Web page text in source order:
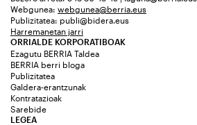
Webgunea: webgunea@berria.eus
Publizitatea: publi@bidera.eus
Harremanetan jarri
ORRIALDE KORPORATIBOAK
Ezagutu BERRIA Taldea
BERRIA berri bloga
Publizitatea
Galdera-erantzunak
Kontratazioak
Sarebide
LEGEA